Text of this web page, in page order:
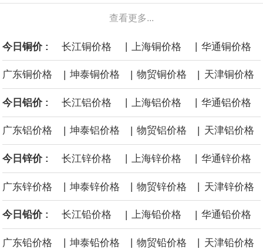
加工所做的努力，并计划公布一些交易和谅解备忘录。
当地时间8月6日，德国能源企业RWE旗下美国海上风电业务已与美
国内政部达成和解协议，美国政府支付12.2亿美元和解资金，RWE
将放弃位于纽约湾、加州近海和路易斯安那州近海的海上风电租赁
权益。
据广钢气体消息，8月6日，广钢气体与韩国头部工业气体服务商
AirFirst正式签署实质性长期战略合作协议。双方将建立常态化技术
查看更多...
今日铜价 : 长江铜价格 | 上海铜价格 | 华通铜价格
广东铜价格 | 坤泰铜价格 | 物贸铜价格 | 天津铜价格
今日铝价 : 长江铝价格 上海铝价格 华通铝价格
广东铝价格 | 坤泰铝价格 | 物贸铝价格 | 天津铝价格
今日锌价 : 长江锌价格 上海锌价格 华通锌价格
广东锌价格 | 坤泰锌价格 | 物贸锌价格 | 天津锌价格
今日铅价 : 长江铅价格 | 上海铅价格 | 华通铅价格
广东铅价格 坤泰铅价格 物贸铅价格 天津铅价格